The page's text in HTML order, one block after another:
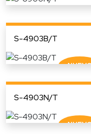
S-4903B/T
S-4903N/T